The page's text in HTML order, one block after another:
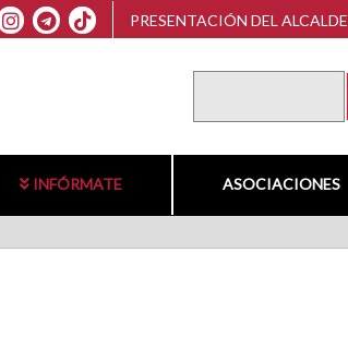
PRESENTACIÓN DEL ALCALDE
INFÓRMATE ASOCIACIONES